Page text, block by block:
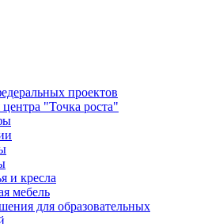
проектов
"Точка роста"
и кресла
мебель
для образовательных